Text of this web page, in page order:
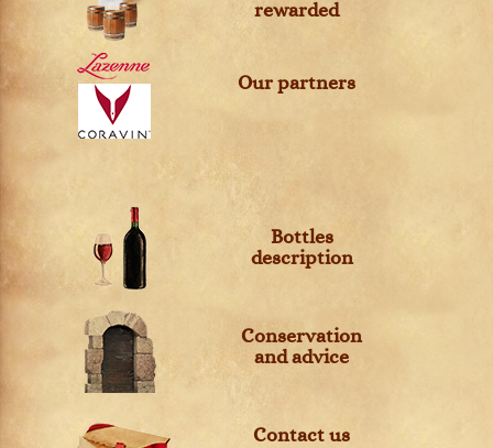
rewarded
Our partners
Bottles
description
Conservation
and advice
Contact us